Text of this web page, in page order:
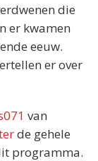
die
er kwamen
eeuw.
er over
van
de gehele
programma.